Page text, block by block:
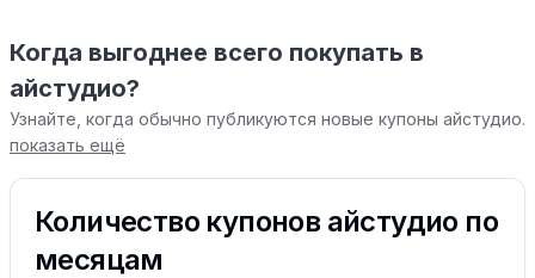
Когда выгоднее всего покупать в
айстудио?
Узнайте, когда обычно публикуются новые купоны айстудио.
показать ещё
Количество купонов айстудио по
месяцам